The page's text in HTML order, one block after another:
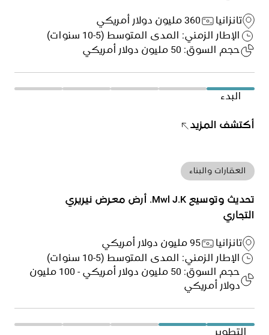
تانزانيا
360 مليون دولار أمريكي
الإطار الزمني: المدى المتوسط (5-10 سنوات)
حجم السوق: 50 مليون دولار أمريكي
البدء
أكتشف المزيد
العقارات والبناء
تحديث وتوسيع Mwl J.K. أرض معرض نيريري
التجاري
تانزانيا
95 مليون دولار أمريكي
الإطار الزمني: المدى المتوسط (5-10 سنوات)
حجم السوق: 50 مليون دولار أمريكي - 100 مليون
دولار أمريكي
التطوير